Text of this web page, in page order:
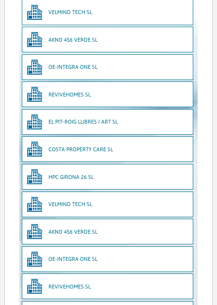
VELMIND TECH SL
AKNO 456 VERDE SL
OE-INTEGRA ONE SL
REVIVEHOMES SL
EL PIT-ROIG LLIBRES I ART SL
COSTA PROPERTY CARE SL
HPC GIRONA 26 SL
VELMIND TECH SL
AKNO 456 VERDE SL
OE-INTEGRA ONE SL
REVIVEHOMES SL